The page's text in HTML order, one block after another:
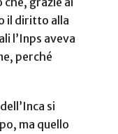
il diritto alla
l’Inps aveva
perché
si
ma quello